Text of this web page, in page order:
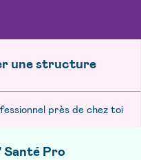
une structure
près de chez toi
Santé Pro